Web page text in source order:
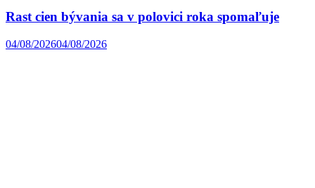
Rast cien bývania sa v polovici roka spomaľuje
04/08/202604/08/2026